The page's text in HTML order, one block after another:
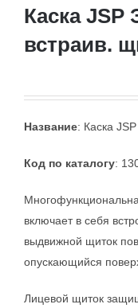
Каска
встраив.
Название: Каска
Код по каталогу:
включает в себя
выдвижной щиток
опускающийся
Лицевой щиток